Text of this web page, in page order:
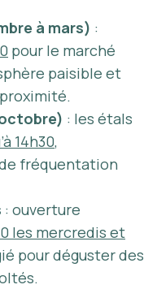
à mars) :
pour le marché
paisible et
: les étals
14h30,
fréquentation
: ouverture
les mercredis et
pour déguster des